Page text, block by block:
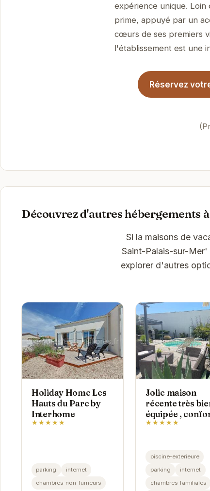
expérience unique.
prime, appuyé par un
cœurs de ses premiers
l'établissement est une
Réservez
Découvrez d'autres hébergements
Si la maisons de
Saint-Palais-sur-Mer'
explorer d'autres
Holiday Home Les
Hauts du Parc by
Interhome
★★★★★
parking
internet
chambres-non-fumeurs
Jolie maison
récente très
équipée ,
★★★★★
piscine-exterieure
parking
internet
chambres-familiales